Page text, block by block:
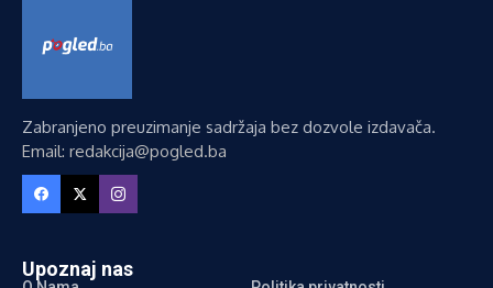
Zabranjeno preuzimanje sadržaja bez dozvole izdavača.
Email: redakcija@pogled.ba
Upoznaj nas